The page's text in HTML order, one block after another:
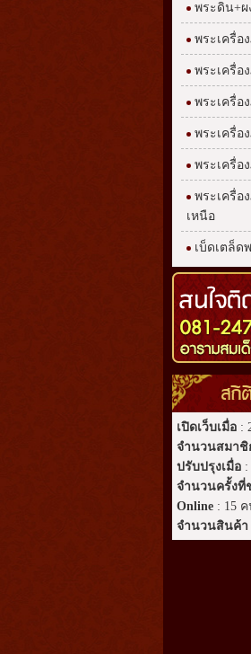
พระดิน+ผ
พระเครื่อ
พระเครื่อ
พระเครื่อ
พระเครื่อ
พระเครื่อ
พระเครื่อ
เหนือ
เบ็ดเตล็ด
สถิ
เปิดเว็บเมื่อ :
จำนวนสมาชิ
ปรับปรุงเมื่อ :
จำนวนครั้งที่
Online : 15
จำนวนสินค้า